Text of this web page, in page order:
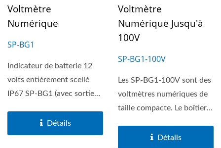
Voltmètre
Numérique
SP-BG1
Indicateur de batterie 12
volts entièrement scellé
IP67 SP-BG1 (avec sortie
Détails
Voltmètre
Numérique Jusqu'à
100V
SP-BG1-100V
Les SP-BG1-100V sont des
voltmètres numériques de
taille compacte. Le boîtier
Détails